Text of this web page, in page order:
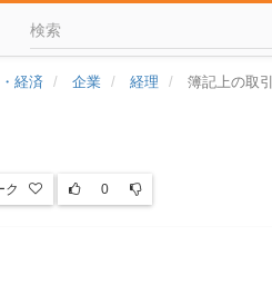
経済 企業 経理 簿記上の取引
ク 0